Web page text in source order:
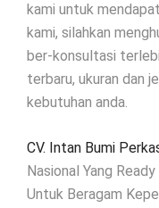
kami untuk
kami, silahkan
ber-konsultasi
terbaru, ukuran dan
kebutuhan anda.
CV. Intan Bumi
Nasional Yang
Untuk Beragam